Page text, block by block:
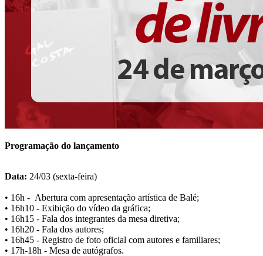
Programação do lançamento
Data: 24/03 (sexta-feira)
• 16h - Abertura com apresentação artística de Balé;
• 16h10 - Exibição do vídeo da gráfica;
• 16h15 - Fala dos integrantes da mesa diretiva;
• 16h20 - Fala dos autores;
• 16h45 - Registro de foto oficial com autores e familiares;
• 17h-18h - Mesa de autógrafos.